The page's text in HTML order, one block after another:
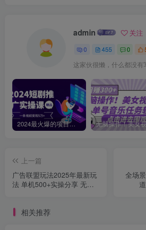
admin 关注
0 455 0
这家伙很懒，什么都没有
2024最火爆的项目短剧推广实操课，一条视频变现5万+【附软件工具】
上一篇
广告联盟玩法2025年最新玩
法 单机500+实操分享 无门
全场
相关推荐